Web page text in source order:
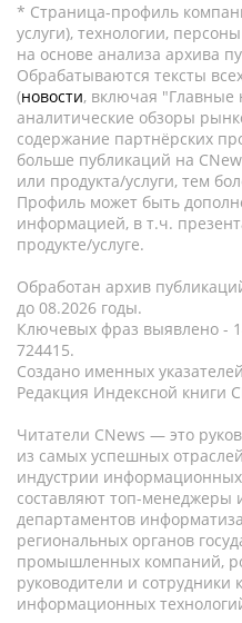
* Страница-профиль
услуги), технологии,
на основе анализа архива
Обрабатываются тексты
(новости, включая "Главные
аналитические обзоры
содержание партнёрских
больше публикаций на
или продукта/услуги, тем
Профиль может быть
информацией, в т.ч.
продукте/услуге.
Обработан архив
до 08.2026 годы.
Ключевых фраз выявлено -
724415.
Создано именных
Редакция Индексной книги
Читатели CNews — это
из самых успешных
индустрии
составляют топ-менеджеры
департаментов
региональных органов
промышленных компаний,
руководители и
информационных